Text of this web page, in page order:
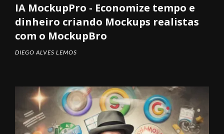
IA MockupPro - Economize tempo e
dinheiro criando Mockups realistas
com o MockupBro
DIEGO ALVES LEMOS